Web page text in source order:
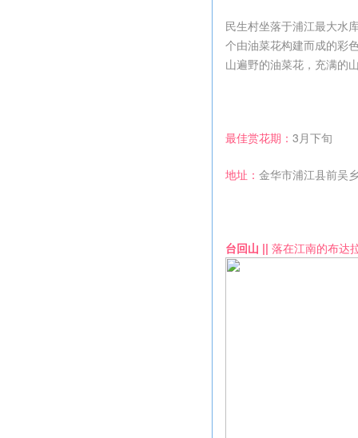
民生村坐落于浦江最大水
个由油菜花构建而成的彩
山遍野的油菜花，充满的
最佳赏花期： 3月下旬
地址： 金华市浦江县前吴
台回山 || 落在江南的布达